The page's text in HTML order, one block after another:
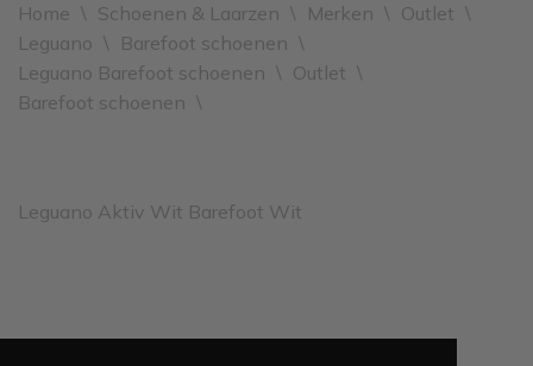
Home \ Schoenen & Laarzen \ Merken \ Outlet \
Leguano \ Barefoot schoenen \
Leguano Barefoot schoenen \ Outlet \
Barefoot schoenen \
Leguano Aktiv Wit Barefoot Wit